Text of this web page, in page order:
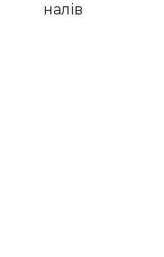
налів